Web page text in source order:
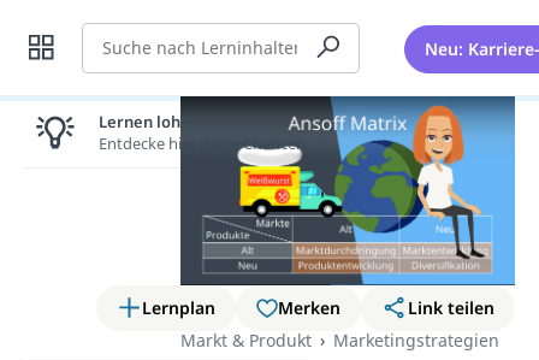
Suche Neu:
Lernplan Merken
Link teilen
Markt & Produkt
Marketingstrategien
Lernen lohnt sich!
Entdecke hier deine Chancen.